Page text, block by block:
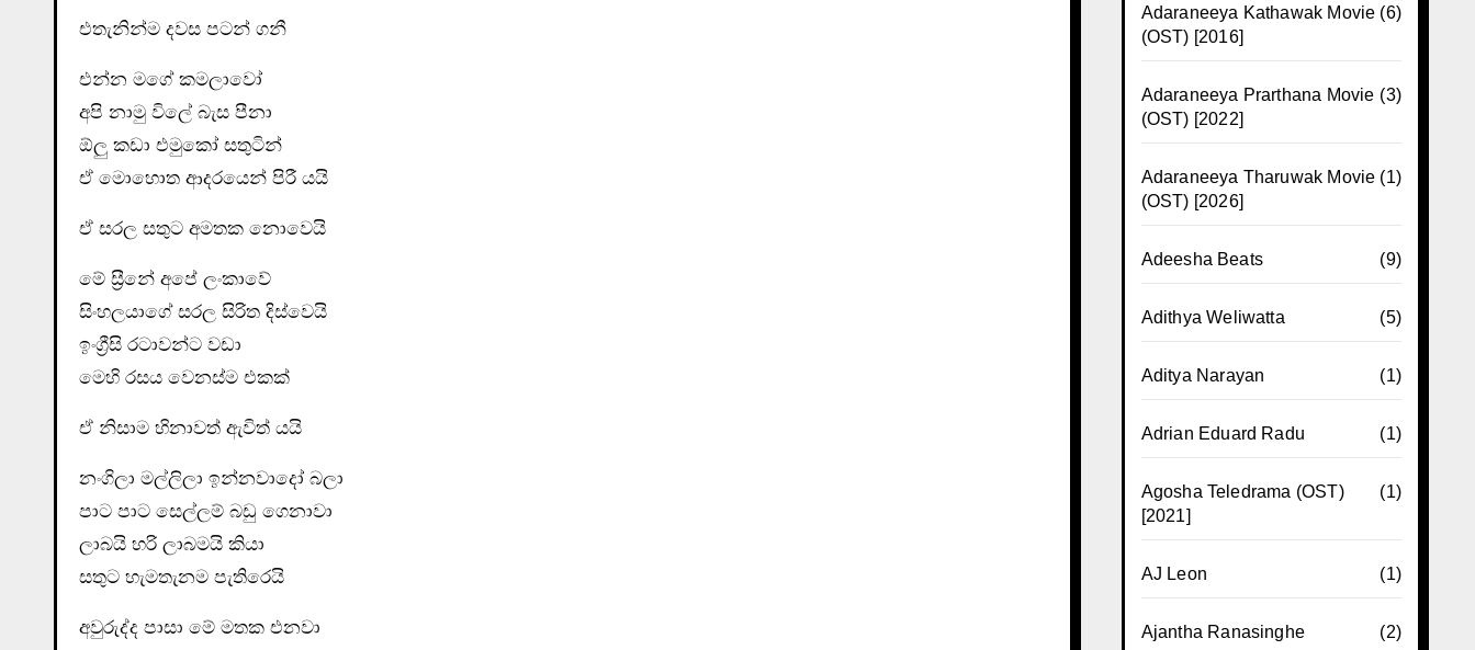
එතැනින්ම දවස පටන් ගනී
එන්න මගේ කමලාවෝ
අපි නාමු විලේ බැස පීනා
ඕලු කඩා එමුකෝ සතුටින්
ඒ මොහොත ආදරයෙන් පිරී යයි
ඒ සරල සතුට අමතක නොවෙයි
මේ ස්‍රීනේ අපේ ලංකාවේ
සිංහලයාගේ සරල සිරිත දිස්වෙයි
ඉංග්‍රීසි රටාවන්ට වඩා
මෙහි රසය වෙනස්ම එකක්
ඒ නිසාම හිනාවත් ඇවිත් යයි
නංගිලා මල්ලිලා ඉන්නවාදෝ බලා
පාට පාට සෙල්ලම් බඩු ගෙනාවා
ලාබයි හරි ලාබමයි කියා
සතුට හැමතැනම පැතිරෙයි
අවුරුද්ද පාසා මේ මතක එනවා
Adaraneeya Kathawak Movie
(OST) [2016]
(6)
Adaraneeya Prarthana Movie
(OST) [2022]
(3)
Adaraneeya Tharuwak Movie
(OST) [2026]
(1)
Adeesha Beats (9)
Adithya Weliwatta (5)
Aditya Narayan (1)
Adrian Eduard Radu (1)
Agosha Teledrama (OST)
[2021]
(1)
AJ Leon (1)
Ajantha Ranasinghe (2)